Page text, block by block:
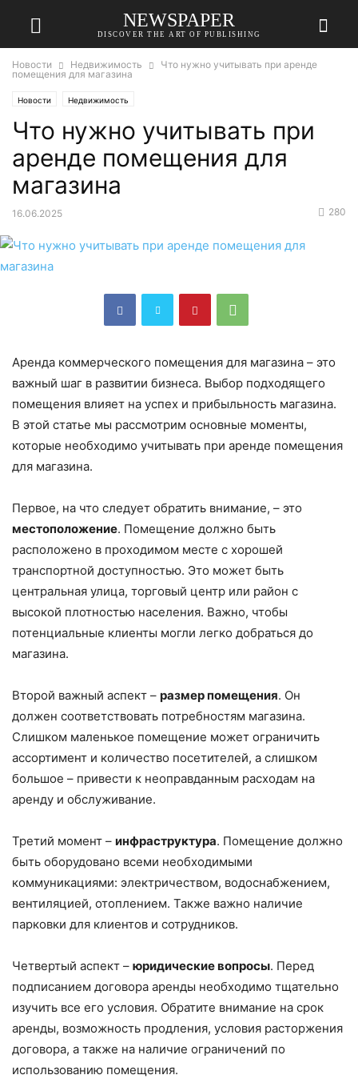
NEWSPAPER
DISCOVER THE ART OF PUBLISHING
Новости Недвижимость
Что нужно учитывать при аренде
помещения для магазина
Новости Недвижимость
Что нужно учитывать при
аренде помещения для
магазина
16.06.2025 280
Аренда коммерческого помещения для магазина – это
важный шаг в развитии бизнеса. Выбор подходящего
помещения влияет на успех и прибыльность магазина.
В этой статье мы рассмотрим основные моменты,
которые необходимо учитывать при аренде помещения
для магазина.
Первое, на что следует обратить внимание, – это
местоположение. Помещение должно быть
расположено в проходимом месте с хорошей
транспортной доступностью. Это может быть
центральная улица, торговый центр или район с
высокой плотностью населения. Важно, чтобы
потенциальные клиенты могли легко добраться до
магазина.
Второй важный аспект – размер помещения. Он
должен соответствовать потребностям магазина.
Слишком маленькое помещение может ограничить
ассортимент и количество посетителей, а слишком
большое – привести к неоправданным расходам на
аренду и обслуживание.
Третий момент – инфраструктура. Помещение должно
быть оборудовано всеми необходимыми
коммуникациями: электричеством, водоснабжением,
вентиляцией, отоплением. Также важно наличие
парковки для клиентов и сотрудников.
Четвертый аспект – юридические вопросы. Перед
подписанием договора аренды необходимо тщательно
изучить все его условия. Обратите внимание на срок
аренды, возможность продления, условия расторжения
договора, а также на наличие ограничений по
использованию помещения.